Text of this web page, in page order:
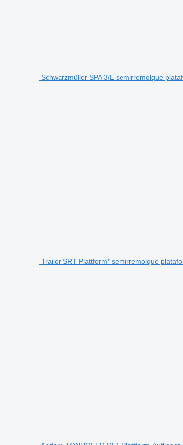
Schwarzmüller SPA 3/E semirremolque
Trailor SRT Plattform* semirremolque